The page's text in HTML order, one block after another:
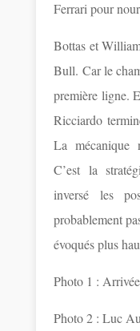
Ferrari pour
Bottas et
Bull. Car le
première ligne.
Ricciardo
La mécanique
C’est la
inversé les
probablement
évoqués plus
Photo 1 :
Photo 2 : Luc